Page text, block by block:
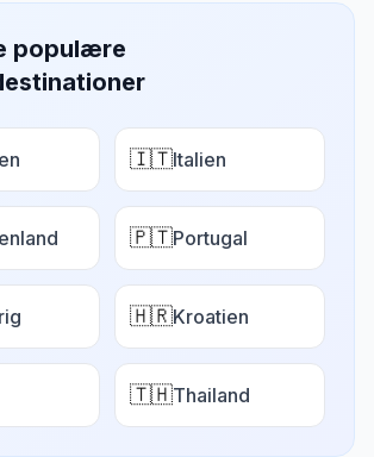
populære
🇮🇹Italien
🇵🇹Portugal
🇭🇷Kroatien
🇹🇭Thailand